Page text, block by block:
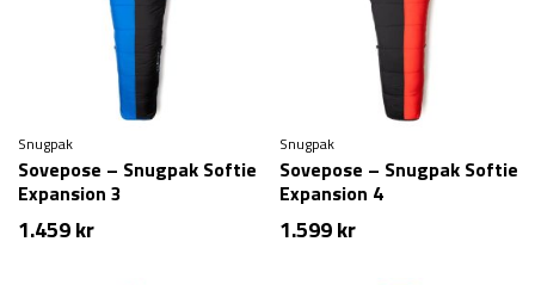
Snugpak
Sovepose – Snugpak Softie
Expansion 3
1.459kr
Snugpak
Sovepose – Snugpak Softie
Expansion 4
1.599kr